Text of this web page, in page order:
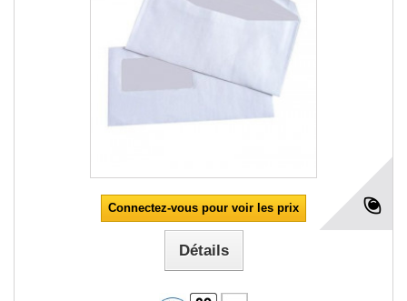
Connectez-vous pour voir les prix
Détails